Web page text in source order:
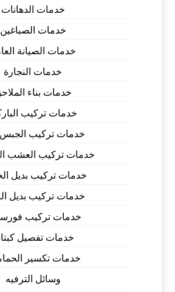
خدمات الدهانات
خدمات الصباغين
خدمات الصيانة
خدمات النجارة
خدمات بناء
خدمات تركيب
خدمات تركيب الجبس
خدمات تركيب العشب
خدمات تركيب بديل
خدمات تركيب بديل
خدمات تركيب
خدمات تفصيل
خدمات تكسير
وسائل الترفيه